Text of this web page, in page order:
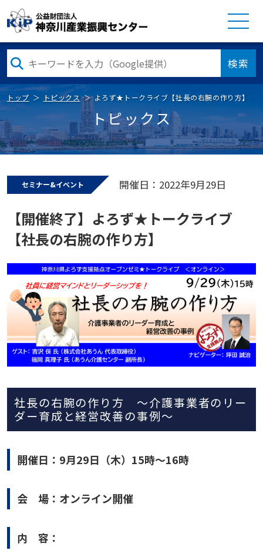
検索
トップ トピックス よろず★トークライブ【社長の右腕の作り方】
トピックス
セミナー&イベント 開催日：2022年9月29日
【開催終了】よろず★トークライブ
【社長の右腕の作り方】
社長の右腕の作り方 ～介護事業者のリー
ダー育成と経営改善の事例～
開催日：9月29日（木）15時～16時
会 場：オンライン開催
内 容：